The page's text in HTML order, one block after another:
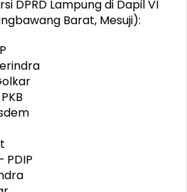
DPRD Lampung di Dapil VI
Barat, Mesuji):
PDIP